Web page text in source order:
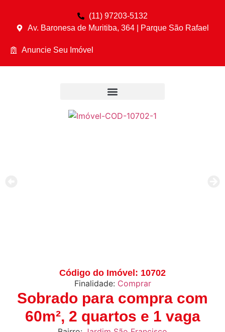
(11) 97203-5132
Av. Baronesa de Muritiba, 364 | Parque São Rafael
Anuncie Seu Imóvel
Código do Imóvel: 10702
Finalidade: Comprar
Sobrado para compra com
60m², 2 quartos e 1 vaga